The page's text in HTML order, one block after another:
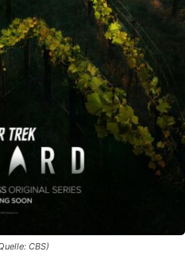
CBS)